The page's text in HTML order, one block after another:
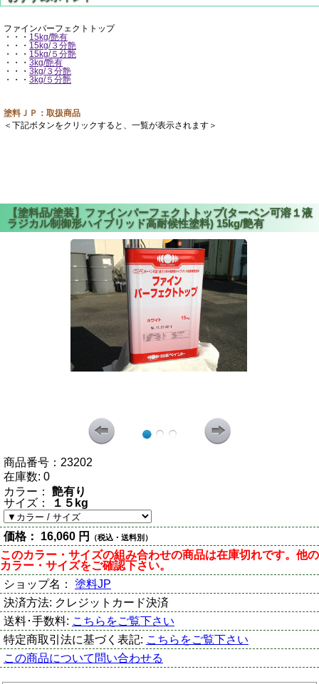
ファインパーフェクトトップ
・・・ 15kg/艶有
・・・ 15kg/３分艶
・・・ 15kg/５分艶
・・・ 3kg/艶有
・・・ 3kg/３分艶
・・・ 3kg/５分艶
塗料ＪＰ：取扱商品
＜下記ボタンをクリックすると、一覧が表示されます＞
商品番号： 23202
在庫数: 0
カラー：
艶有り
サイズ：
１５kg
価格： 16,060 円 （税込・送料別）
このカラー・サイズの組み合わせの商品は在庫切れです。他の
カラー・サイズをご確認下さい。
ショップ名： 塗料JP
決済方法: クレジットカード決済
送料･手数料: こちらをご覧下さい
特定商取引法に基づく表記: こちらをご覧下さい
この商品について問い合わせる